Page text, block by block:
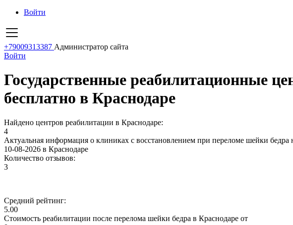
Войти
+79009313387 Администратор сайта
Войти
Государственные реабилитационные
бесплатно в Краснодаре
Найдено центров реабилитации в Краснодаре:
4
Актуальная информация о клиниках с восстановлением при переломе шейки бедра
10-08-2026 в Краснодаре
Количество отзывов:
3
Средний рейтинг:
5.00
Стоимость реабилитации после перелома шейки бедра в Краснодаре от